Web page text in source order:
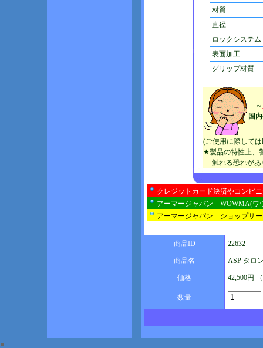
材質
直径
ロックシステム
表面加工
グリップ材質
～
国
(ご使用に際して
★製品の特性上、
触れる恐れがあ
クレジットカード決済やコンビ
アーマージャパン WOWMA(ワ
アーマージャパン ショップサ
商品ID 22632
商品名 ASP タロ
価格 42,500円
数量